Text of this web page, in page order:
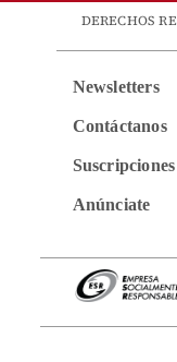
DERECHOS
Newsletters
Contáctanos
Suscripciones
Anúnciate